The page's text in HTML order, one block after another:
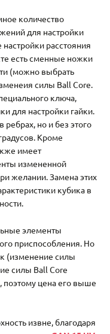
количество
для настройки
расстояния
есть сменные ножки
(можно выбрать
силы Ball Core.
ключа,
для настройки гайки.
ребрах, но и без этого
Кроме
имеет
измененной
желании. Замена этих
кубика в
элементы
приспособления. Но
(изменение силы
силы Ball Core
поэтому цена его выше
извне, благодаря